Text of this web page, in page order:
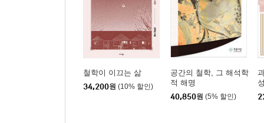
철학이 이끄는 삶
34,200원 (10% 할인)
공간의 철학, 그 해석학
적 해명
40,850원 (5% 할인)